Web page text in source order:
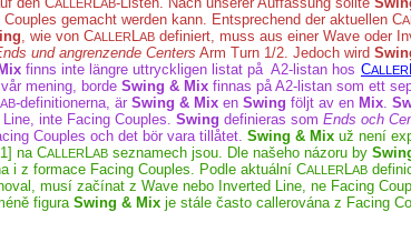
ALLER AB
gemacht werden kann. Entsprechend der aktuellen C
, wie von CALLERL AB definiert, muss aus einer Wave oder
und angrenzende Centers Arm Turn 1/2. Jedoch wird
finns inte längre uttryckligen listat på A2-listan hos CALLERL
mening, borde Swing & Mix finnas på A2-listan som ett
AB-definitionerna, är Swing & Mix en Swing följt av en Mix
inte Facing Couples. Swing definieras som Ends och
Couples och det bör vara tillåtet. Swing & Mix už není
na CALLERL AB seznamech jsou. Dle našeho názoru by
i z formace Facing Couples. Podle aktuální CALLERL AB
musí začínat z Wave nebo Inverted Line, ne Facing
figura Swing & Mix je stále často callerována z Facing